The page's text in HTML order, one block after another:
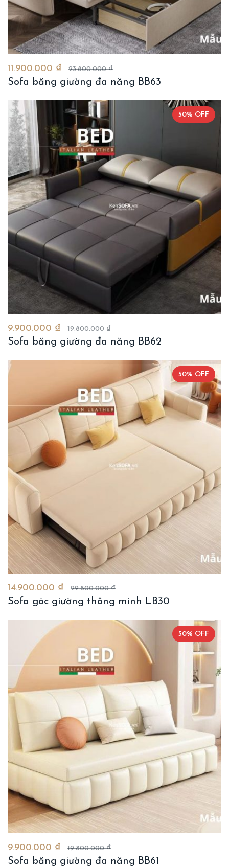
11.900.000 ₫ 23.800.000 ₫
Sofa băng giường đa năng BB63
50% OFF
9.900.000 ₫ 19.800.000 ₫
Sofa băng giường đa năng BB62
50% OFF
14.900.000 ₫ 29.800.000 ₫
Sofa góc giường thông minh LB30
50% OFF
9.900.000 ₫ 19.800.000 ₫
Sofa băng giường đa năng BB61